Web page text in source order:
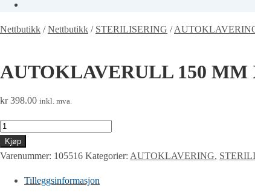
Nettbutikk /Nettbutikk / STERILISERING /
AUTOKLAVERULL 150 MM
kr398.00 inkl. mva.
AUTOKLAVERULL
150
MM
Kjøp
Varenummer: 105516 Kategorier: AUTOKLAVERING,
Tilleggsinformasjon